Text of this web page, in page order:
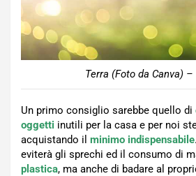
Terra (Foto da Canva)
Un primo consiglio sarebbe quello di
oggetti inutili per la casa e per noi
acquistando il minimo indispensabile
eviterà gli sprechi ed il consumo di
plastica, ma anche di badare al